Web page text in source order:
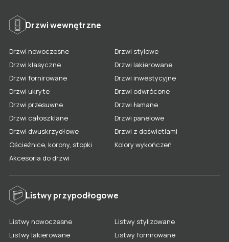
Drzwi lakierowane
Drzwi fornirowane
Drzwi nowoczesne
Drzwi stylowe
Drzwi klasyczne
Drzwi ukryte
Drzwi odwrócone
Drzwi łamane
Drzwi całoszklane
Drzwi panelowe
Listwy fornirowane
Listwy stylizowane
Kolory listew
Akcesoria dla listew
Gdzie kupić listwy LAGRUS?
Lamele na filcu
Kolory paneli
Gdzie kupić panele LAGRUS?
Drzwi wewnętrzne
Drzwi nowoczesne
Drzwi stylowe
Drzwi klasyczne
Drzwi lakierowane
Drzwi fornirowane
Drzwi inwestycyjne
Drzwi ukryte
Drzwi odwrócone
Drzwi przesuwne
Drzwi łamane
Drzwi całoszklane
Drzwi panelowe
Drzwi dwuskrzydłowe
Drzwi z doświetlami
Ościeżnice, korony, stopki
Kolory wykończeń
Akcesoria do drzwi
Listwy przypodłogowe
Listwy nowoczesne
Listwy stylizowane
Listwy lakierowane
Listwy fornirowane